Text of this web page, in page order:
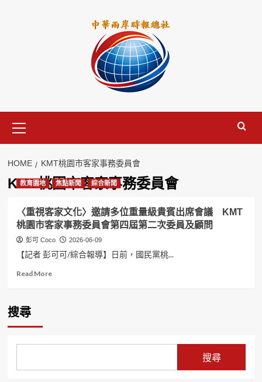
Menu
HOME KMT桃園市客家事務委員會
KMT桃園市客家事務委員會
教育園地 焦點新聞 綜合新聞
〈重視客家文化〉邀請多位重量級貴賓出席會議 KMT
桃園市客家事務委員會第四屆第二次委員及顧問
彭可 Coco 2026-06-09
【記者 彭可可/綜合報導】日前，國民黨桃...
Read MoreRead
邀
搜尋
搜尋